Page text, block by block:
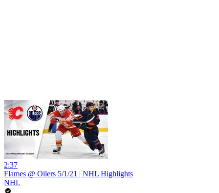
2:37
Flames @ Oilers 5/1/21 | NHL Highlights
NHL